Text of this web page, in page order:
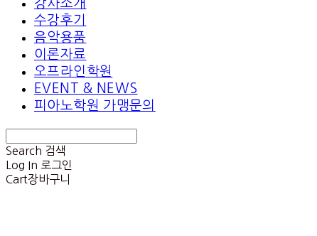
강사소개
수강후기
음악용품
이론자료
오프라인학원
EVENT & NEWS
피아노학원 가맹문의
Search 검색
Log In 로그인
Cart장바구니